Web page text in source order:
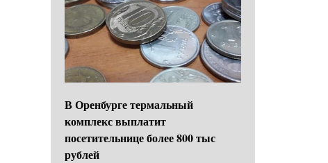
В Оренбурге термальный
комплекс выплатит
посетительнице более 800 тыс
рублей